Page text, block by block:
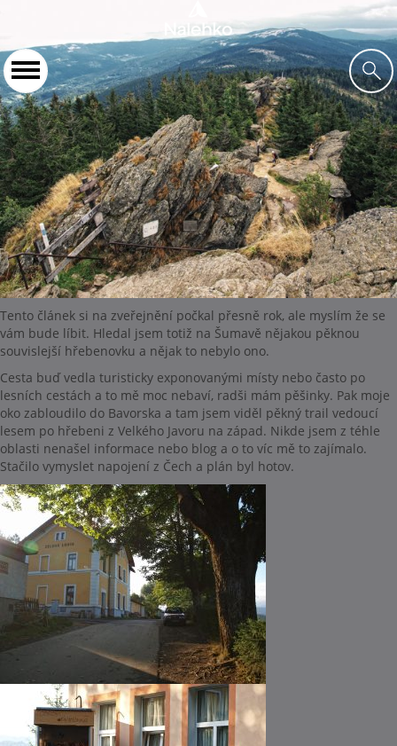
Tento článek si na zveřejnění počkal přesně rok, ale myslím že se
vám bude líbit. Hledal jsem totiž na Šumavě nějakou pěknou
souvislejší hřebenovku a nějak to nebylo ono.
Cesta buď vedla turisticky exponovanými místy nebo často po
lesních cestách a to mě moc nebaví, radši mám pěšinky. Pak moje
oko zabloudilo do Bavorska a tam jsem viděl pěkný trail vedoucí
lesem po hřebeni z Velkého Javoru na západ. Nikde jsem z téhle
oblasti nenašel informace nebo blog a o to víc mě to zajímalo.
Stačilo vymyslet napojení z Čech a plán byl hotov.